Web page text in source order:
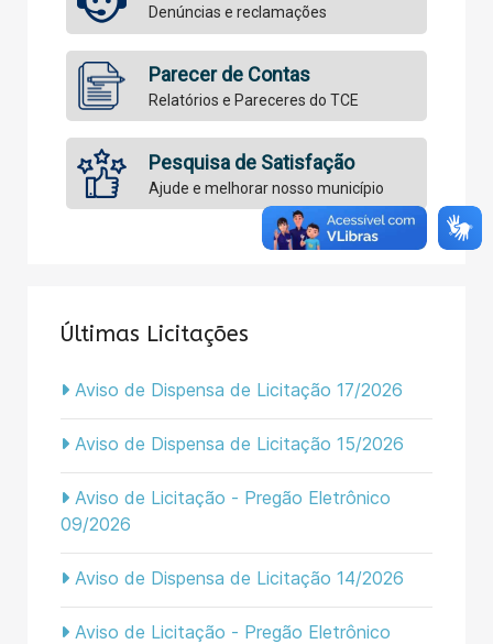
Denúncias e reclamações
Parecer de Contas
Relatórios e Pareceres do TCE
Pesquisa de Satisfação
Ajude e melhorar nosso município
Últimas Licitações
Aviso de Dispensa de Licitação 17/2026
Aviso de Dispensa de Licitação 15/2026
Aviso de Licitação - Pregão Eletrônico
09/2026
Aviso de Dispensa de Licitação 14/2026
Aviso de Licitação - Pregão Eletrônico